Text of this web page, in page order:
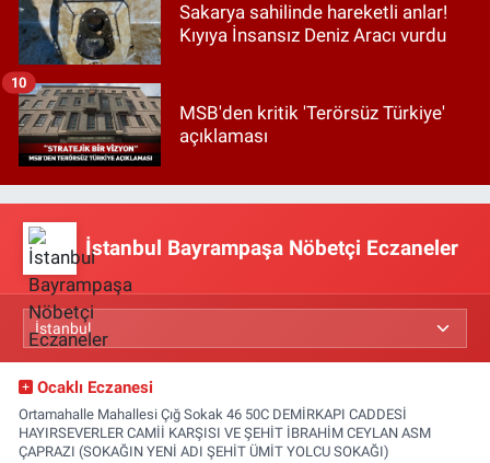
Sakarya sahilinde hareketli anlar!
Kıyıya İnsansız Deniz Aracı vurdu
MSB'den kritik 'Terörsüz Türkiye'
açıklaması
10
İstanbul Bayrampaşa Nöbetçi Eczaneler
Ocaklı Eczanesi
Ortamahalle Mahallesi Çığ Sokak 46 50C DEMİRKAPI CADDESİ
HAYIRSEVERLER CAMİİ KARŞISI VE ŞEHİT İBRAHİM CEYLAN ASM
ÇAPRAZI (SOKAĞIN YENİ ADI ŞEHİT ÜMİT YOLCU SOKAĞI)